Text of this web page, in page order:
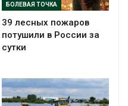
БОЛЕВАЯ ТОЧКА
39 лесных пожаров
потушили в России за
сутки